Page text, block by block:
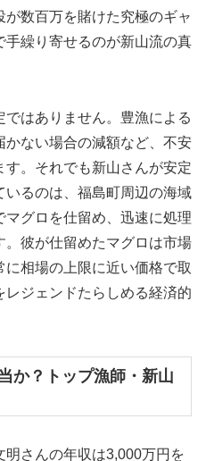
数百万を賭けた究極のギャ
手繰り寄せるのが新山流の真
はありません。豊漁による
ない場合の減額など、不安
。それでも新山さんが安定
いるのは、福島町周辺の海域
グロを仕留め、迅速に処理
彼が仕留めたマグロは市場
相場の上限に近い価格で取
ジェンドたらしめる経済的
か？トップ漁師・新山
さんの年収は3,000万円を